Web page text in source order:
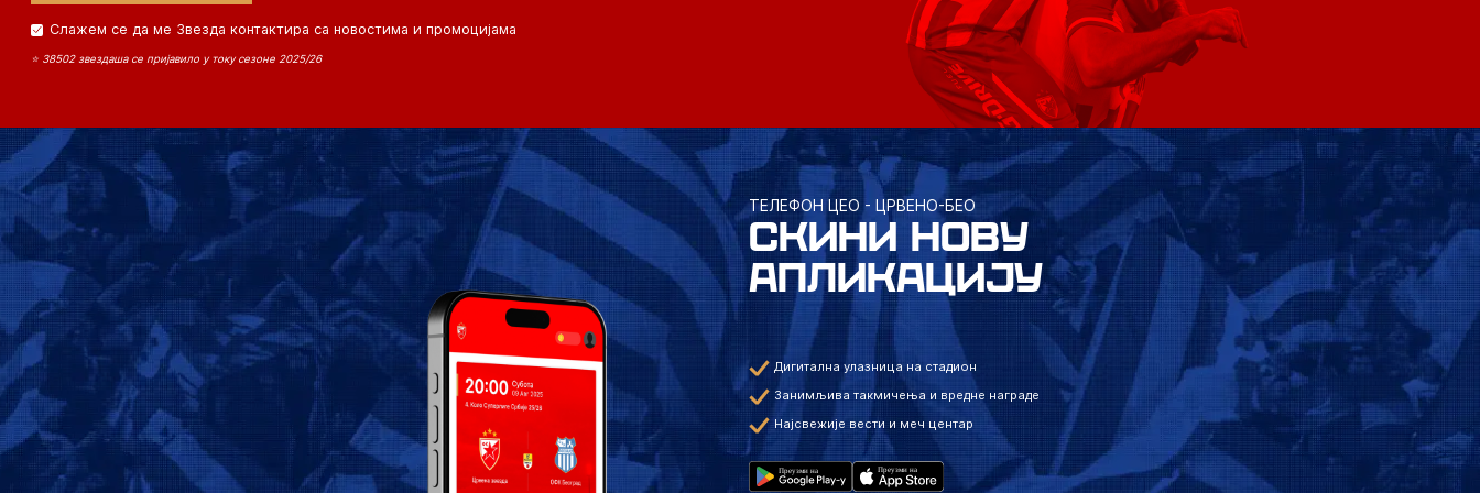
Слажем се да ме Звезда контактира са новостима и промоцијама
⭐ 38502 звездаша се пријавило у току сезоне 2025/26
ТЕЛЕФОН ЦЕО - ЦРВЕНО-БЕО
СКИНИ НОВУ
АПЛИКАЦИЈУ
Дигитална улазница на стадион
Занимљива такмичења и вредне награде
Најсвежије вести и меч центар